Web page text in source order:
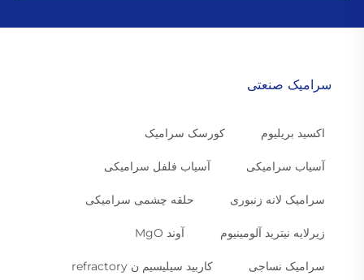
سرامیک صنعتی
اکسید بریلیوم کورسک سرامیک
آسیاب سرامیکی آسیاب فلفل سرامیکی
سرامیک لانه زنبوری حلقه چشمی سرامیکی
زیرلایه نیترید آلومینیوم آوند MgO
سرامیک نساجی کاربید سیلیسیم ن refractory